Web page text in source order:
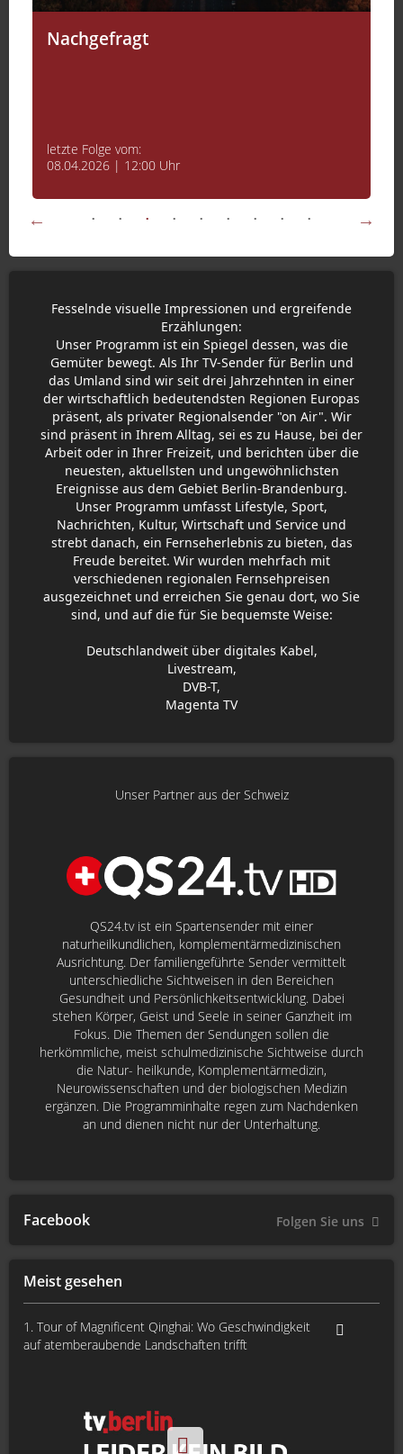
Nachgefragt
letzte Folge vom:
08.04.2026 | 12:00 Uhr
Meist gesehen
1. Tour of Magnificent Qinghai: Wo Geschwindigkeit
auf atemberaubende Landschaften trifft
Fesselnde visuelle Impressionen und ergreifende
Erzählungen:
Unser Programm ist ein Spiegel dessen, was die
Gemüter bewegt. Als Ihr TV-Sender für Berlin und
das Umland sind wir seit drei Jahrzehnten in einer
der wirtschaftlich bedeutendsten Regionen Europas
präsent, als privater Regionalsender "on Air". Wir
sind präsent in Ihrem Alltag, sei es zu Hause, bei der
Arbeit oder in Ihrer Freizeit, und berichten über die
neuesten, aktuellsten und ungewöhnlichsten
Ereignisse aus dem Gebiet Berlin-Brandenburg.
Unser Programm umfasst Lifestyle, Sport,
Nachrichten, Kultur, Wirtschaft und Service und
strebt danach, ein Fernseherlebnis zu bieten, das
Freude bereitet. Wir wurden mehrfach mit
verschiedenen regionalen Fernsehpreisen
ausgezeichnet und erreichen Sie genau dort, wo Sie
sind, und auf die für Sie bequemste Weise:
Deutschlandweit über digitales Kabel,
Livestream,
DVB-T,
Magenta TV
Unser Partner aus der Schweiz
QS24.tv ist ein Spartensender mit einer
naturheilkundlichen, komplementärmedizinischen
Ausrichtung. Der familiengeführte Sender vermittelt
unterschiedliche Sichtweisen in den Bereichen
Gesundheit und Persönlichkeitsentwicklung. Dabei
stehen Körper, Geist und Seele in seiner Ganzheit im
Fokus. Die Themen der Sendungen sollen die
herkömmliche, meist schulmedizinische Sichtweise durch
die Natur- heilkunde, Komplementärmedizin,
Neurowissenschaften und der biologischen Medizin
ergänzen. Die Programminhalte regen zum Nachdenken
an und dienen nicht nur der Unterhaltung.
Facebook Folgen Sie uns